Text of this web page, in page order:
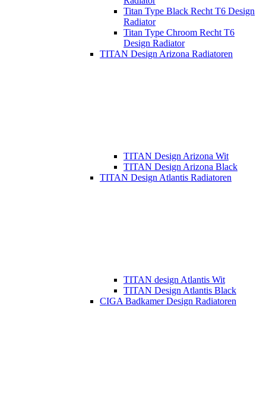
Titan Type Black Recht T6 Design
Radiator
Titan Type Chroom Recht T6
Design Radiator
TITAN Design Arizona Radiatoren
TITAN Design Arizona Wit
TITAN Design Arizona Black
TITAN Design Atlantis Radiatoren
TITAN design Atlantis Wit
TITAN Design Atlantis Black
CIGA Badkamer Design Radiatoren